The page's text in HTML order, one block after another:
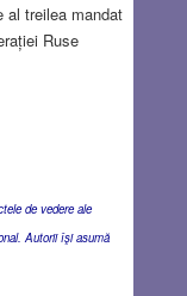
al treilea mandat
Ruse
de vedere ale
Autorii îşi asumă